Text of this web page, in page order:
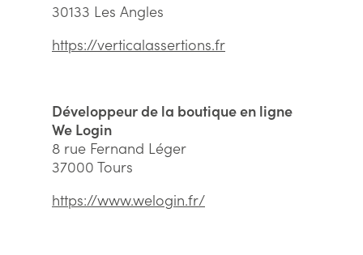
30133 Les Angles
https://verticalassertions.fr
Développeur de la boutique en ligne
We Login
8 rue Fernand Léger
37000 Tours
https://www.welogin.fr/